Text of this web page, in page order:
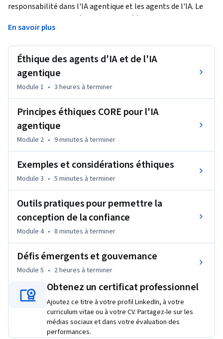
responsabilité dans l'IA agentique et les agents de l'IA. Le
contenu est particulièrement adapté à ceux qui prennent des
décisions commerciales basées sur les agents d'IA et l'IA
systèmes.
1. Distinguer les agents d'IA traditionnels des systèmes d'IA
agentique en termes de portée, d'autonomie et de prise de
2. Appliquer six principes éthiques fondamentaux aux flux de
travail de modélisation prédictive du monde réel et à la
conception de systèmes agentiques.
3. Évaluer les considérations éthiques dans cinq domaines
4. Utiliser des outils pratiques - y compris des modèles de
documentation, des listes de contrôle éthique et des invites
confiance.
5. Comprendre les cadres réglementaires émergents, y
compris la loi européenne sur l'IA, les réglementations
mondiales de gouvernance de l'IA.
Qui devrait participer : Consommateurs de données,
professionnels de l'informatique, gestionnaires, analystes,
scientifiques des données, et toute autre personne qui
utilise, conçoit, consomme des informations à partir de, ou
prend des décisions basées sur des données et de l'IA
Prérequis : 1. Innovation responsable et IA digne de confiance
En savoir plus
Éthique des agents d'IA et de l'IA
agentique
Module 1 • 3 heures à terminer
Principes éthiques CORE pour l'IA
agentique
Module 2 • 9 minutes à terminer
Exemples et considérations éthiques
Module 3 • 5 minutes à terminer
Outils pratiques pour permettre la
conception de la confiance
Module 4 • 8 minutes à terminer
Défis émergents et gouvernance
Module 5 • 2 heures à terminer
Obtenez un certificat professionnel
Ajoutez ce titre à votre profil LinkedIn, à votre
curriculum vitae ou à votre CV. Partagez-le sur les
médias sociaux et dans votre évaluation des
performances.